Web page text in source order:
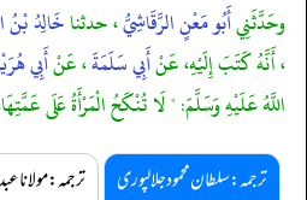
وحَدَّثَنِيأَبُو مَعْنٍ الرَّقَاشِيُّ، حدثناخَالِدُ بْنُ
، أَنَّهُ كَتَبَ إِلَيْهِ، عَنْأَبِي سَلَمَةَ، عَنْأَبِي
اللَّهُ عَلَيْهِ وَسَلَّمَ: " لَا تُنْكَحُ الْمَرْأَةُ عَلَى
ترجمہ:سلطان محمود جلالپوری ترجمہ:مولانا